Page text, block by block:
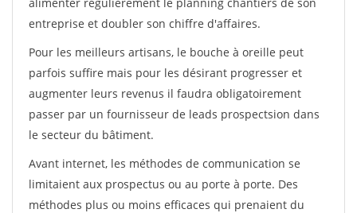
entreprise et doubler son chiffre d'affaires.
Pour les meilleurs artisans, le bouche à oreille peut
parfois suffire mais pour les désirant progresser et
augmenter leurs revenus il faudra obligatoirement
passer par un fournisseur de leads prospectsion dans
le secteur du bâtiment.
Avant internet, les méthodes de communication se
limitaient aux prospectus ou au porte à porte. Des
méthodes plus ou moins efficaces qui prenaient du